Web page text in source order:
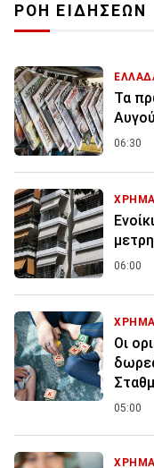
ΡΟΗ ΕΙΔΗΣΕΩΝ
Τα
06:30
ΧΡΗΜΑ
06:00
ΧΡΗΜΑ
Οι
05:00
ΧΡΗΜΑ